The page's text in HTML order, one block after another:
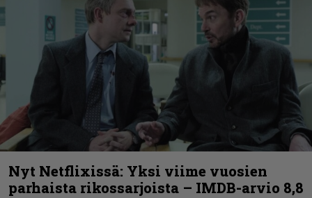
Nyt Netflixissä: Yksi viime vuosien
parhaista rikossarjoista – IMDB-arvio 8,8